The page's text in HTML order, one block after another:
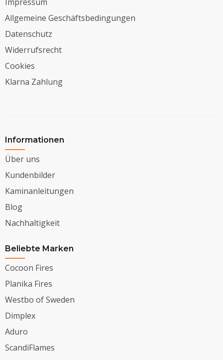
Allgemeine Geschäftsbedingungen
Datenschutz
Widerrufsrecht
Cookies
Klarna Zahlung
Informationen
Über uns
Kundenbilder
Kaminanleitungen
Blog
Nachhaltigkeit
Beliebte Marken
Cocoon Fires
Planika Fires
Westbo of Sweden
Dimplex
Aduro
ScandiFlames